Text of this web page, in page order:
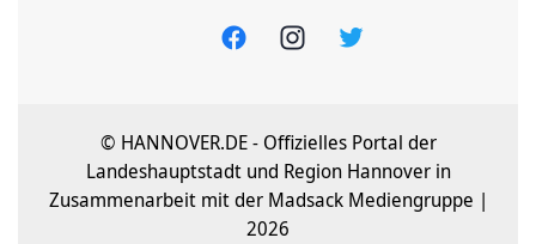
© HANNOVER.DE - Offizielles Portal der
Landeshauptstadt und Region Hannover in
Zusammenarbeit mit der Madsack Mediengruppe |
2026